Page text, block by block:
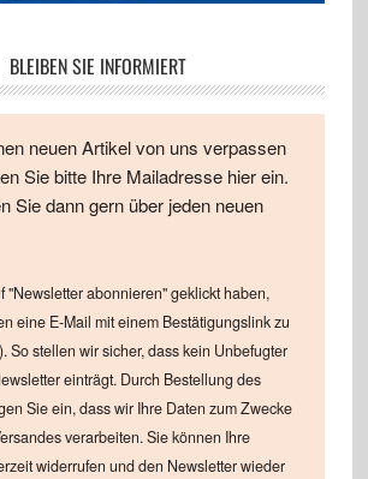
BLEIBEN SIE INFORMIERT
neuen Artikel von uns verpassen
Sie bitte Ihre Mailadresse hier ein.
Sie dann gern über jeden neuen
"Newsletter abonnieren" geklickt haben,
eine E-Mail mit einem Bestätigungslink zu
So stellen wir sicher, dass kein Unbefugter
einträgt. Durch Bestellung des
Sie ein, dass wir Ihre Daten zum Zwecke
verarbeiten. Sie können Ihre
widerrufen und den Newsletter wieder